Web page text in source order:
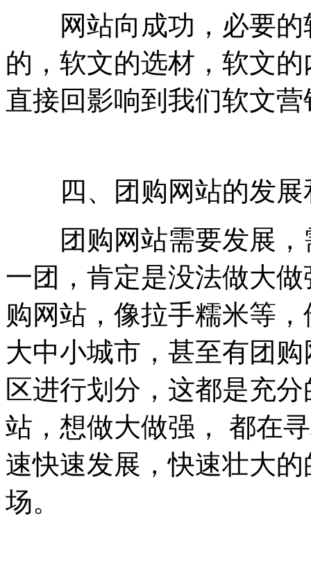
网站向成功，必要的
的，软文的选材，软文
直接回影响到我们软文
四、团购网站的发展
团购网站需要发展，
一团，肯定是没法做大
购网站，像拉手糯米等
大中小城市，甚至有团
区进行划分，这都是充
站，想做大做强， 都在
速快速发展，快速壮大
场。